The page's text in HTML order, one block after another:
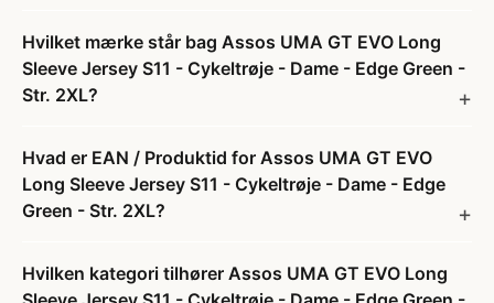
Hvilket mærke står bag Assos UMA GT EVO Long
Sleeve Jersey S11 - Cykeltrøje - Dame - Edge Green -
Str. 2XL?
Hvad er EAN / Produktid for Assos UMA GT EVO
Long Sleeve Jersey S11 - Cykeltrøje - Dame - Edge
Green - Str. 2XL?
Hvilken kategori tilhører Assos UMA GT EVO Long